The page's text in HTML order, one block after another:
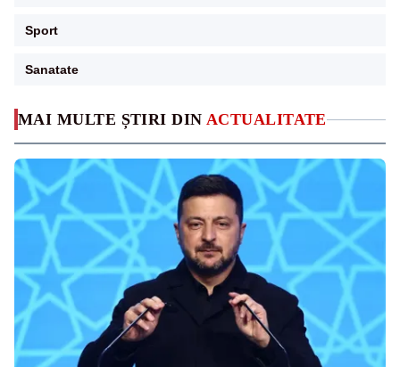
MAI MULTE ȘTIRI DIN ACTUALITATE
Sport
Sanatate